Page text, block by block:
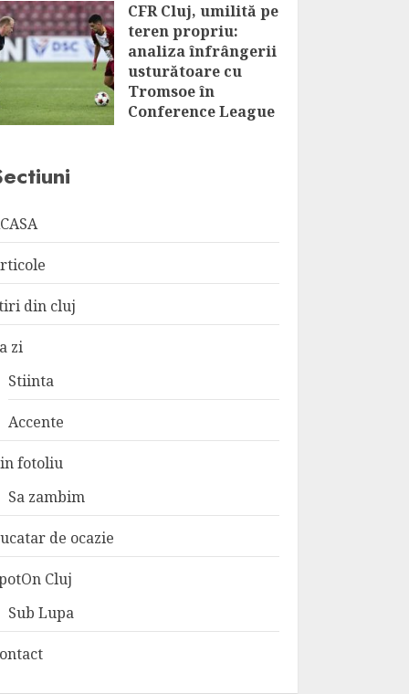
CFR Cluj, umilită pe
teren propriu:
analiza înfrângerii
usturătoare cu
Tromsoe în
Conference League
din cluj
zi
Stiinta
Accente
fotoliu
Sa zambim
de ocazie
Cluj
Sub Lupa